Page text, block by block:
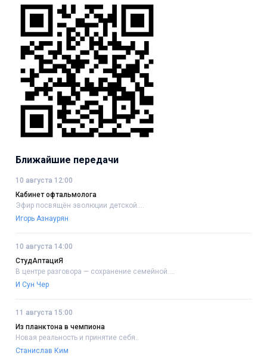
Ближайшие передачи
10 августа 12:00
Кабинет офтальмолога
Эфир посвящён эволюции детской....
Игорь Азнаурян
10 августа 14:00
СтудАптациЯ
В центре разговора — сохранение семейной....
И Сун Чер
11 августа 15:00
Из планктона в чемпиона
Новая реальность и принятие себя..
Станислав Ким